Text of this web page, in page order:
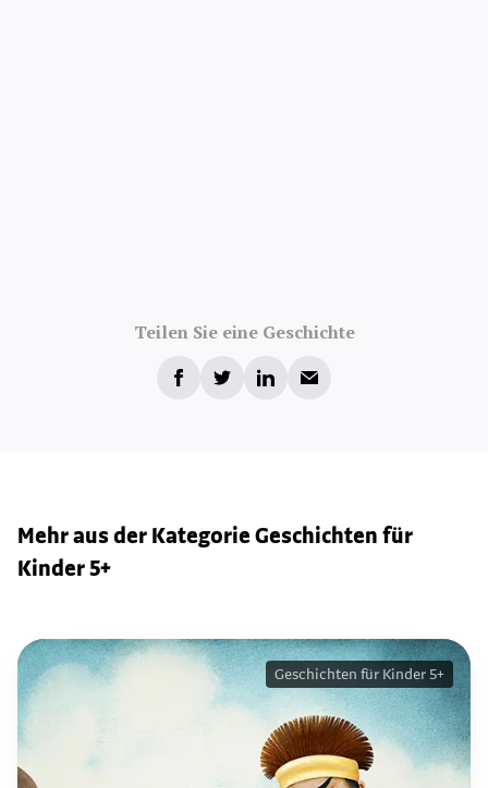
Teilen Sie eine Geschichte
Mehr aus der Kategorie Geschichten für
Kinder 5+
Geschichten für Kinder 5+